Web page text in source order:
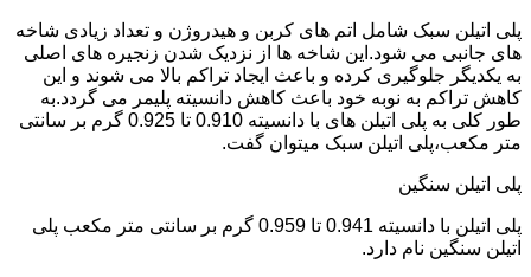
پلی اتیلن سبک شامل اتم های کربن و هیدروژن و تعداد زیادی شاخه
های جانبی می شود.این شاخه ها از نزدیک شدن زنجیره های اصلی
به یکدیگر جلوگیری کرده و باعث ایجاد تراکم بالا می شوند و این
کاهش تراکم به نوبه خود باعث کاهش دانسیته پلیمر می گردد.به
طور کلی به پلی اتیلن های با دانسیته 0.910 تا 0.925 گرم بر سانتی
متر مکعب،پلی اتیلن سبک میتوان گفت.
پلی اتیلن سنگین
پلی اتیلن با دانسیته 0.941 تا 0.959 گرم بر سانتی متر مکعب پلی
اتیلن سنگین نام دارد.